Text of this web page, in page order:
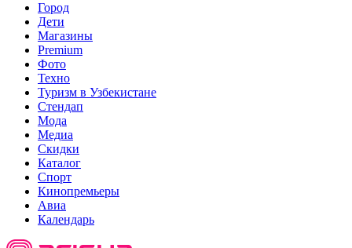
Город
Дети
Магазины
Premium
Фото
Техно
Туризм в Узбекистане
Стендап
Мода
Медиа
Скидки
Каталог
Спорт
Кинопремьеры
Авиа
Календарь